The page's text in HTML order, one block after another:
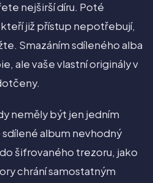
nejširší díru. Poté
již přístup nepotřebují,
Smazáním sdíleného alba
ale vaše vlastní originály v
neměly být jen jedním
album nevhodný
šifrovaného trezoru, jako
chrání samostatným